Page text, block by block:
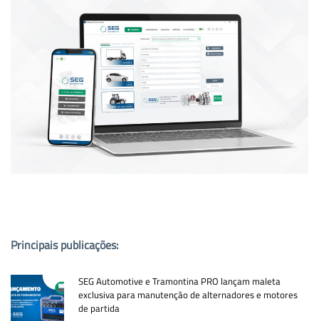
Principais publicações:
SEG Automotive e Tramontina PRO lançam maleta
exclusiva para manutenção de alternadores e motores
de partida